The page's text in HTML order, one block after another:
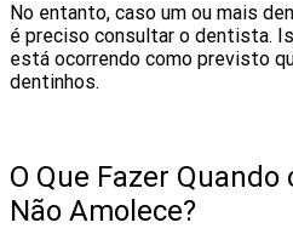
No entanto, caso um ou mais
é preciso consultar o dentista.
está ocorrendo como previsto
dentinhos.
O Que Fazer
Não Amolece?